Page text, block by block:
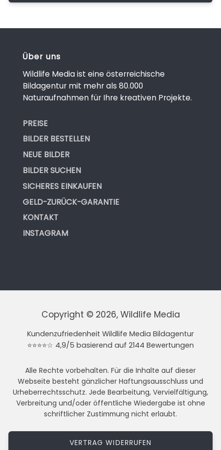
Über uns
Wildlife Media ist eine österreichische
Bildagentur mit mehr als 80.000
Naturaufnahmen für Ihre kreativen Projekte.
PREISE
BILDER BESTELLEN
NEUE BILDER
BILDER SUCHEN
SICHERES EINKAUFEN
GELD-ZURÜCK-GARANTIE
KONTAKT
INSTAGRAM
Copyright © 2026, Wildlife Media
Kundenzufriedenheit Wildlife Media Bildagentur
⭐⭐⭐⭐☆ 4,9/5 basierend auf 2144 Bewertungen
Alle Rechte vorbehalten. Für die Inhalte auf dieser
Webseite besteht gänzlicher Haftungsausschluss und
Urheberrechtsschutz. Jede Bearbeitung, Vervielfältigung,
Verbreitung und/oder öffentliche Wiedergabe ist ohne
schriftlicher Zustimmung nicht erlaubt.
VERTRAG WIDERRUFEN